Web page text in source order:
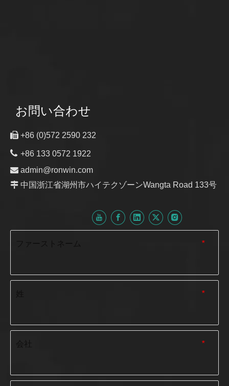
お問い合わせ
 +86 (0)572 2590 232
 +86 133 0572 1922
 admin@ronwin.com
 中国浙江省湖州市ハイテクゾーンWangta Road 133号
*
*
*
会社